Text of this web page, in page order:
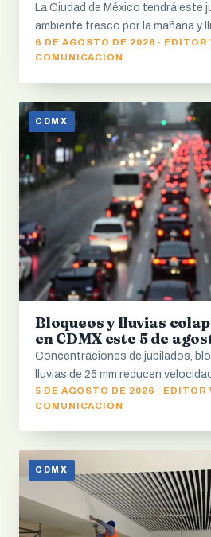
La Ciudad de México tendrá este
ambiente fresco por la mañana y
6 DE AGOSTO DE 2026 · EDITOR
COMUNICACIÓN
CDMX
Bloqueos y lluvias
en CDMX este 5 de
Concentraciones de jubilados,
lluvias de 25 mm reducen
5 DE AGOSTO DE 2026 · EDITOR
COMUNICACIÓN
CDMX